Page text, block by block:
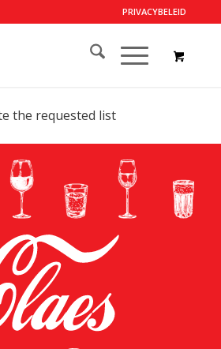
PRIVACYBELEID
the requested list